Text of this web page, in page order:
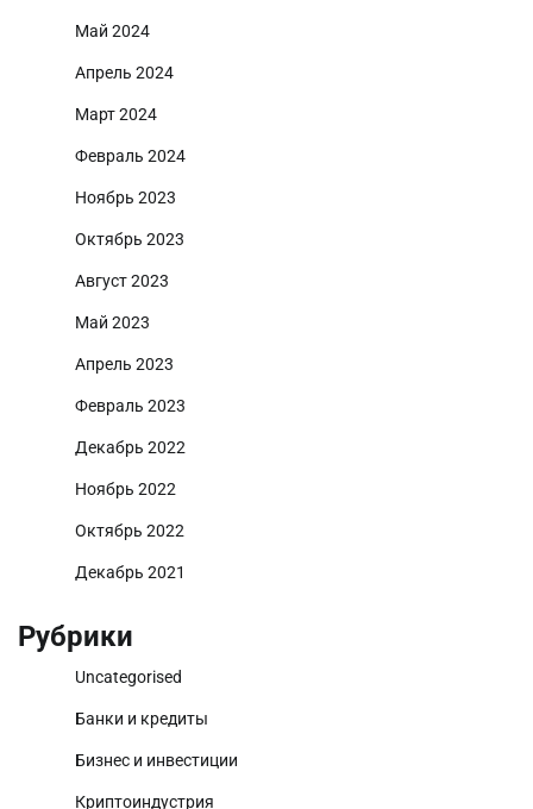
Май 2024
Апрель 2024
Март 2024
Февраль 2024
Ноябрь 2023
Октябрь 2023
Август 2023
Май 2023
Апрель 2023
Февраль 2023
Декабрь 2022
Ноябрь 2022
Октябрь 2022
Декабрь 2021
Рубрики
Uncategorised
Банки и кредиты
Бизнес и инвестиции
Криптоиндустрия